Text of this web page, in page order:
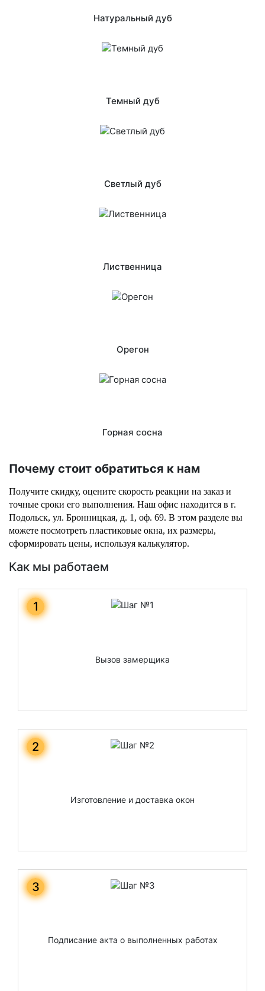
Натуральный дуб
Темный дуб
Светлый дуб
Лиственница
Орегон
Горная сосна
Почему стоит обратиться к нам
Получите скидку, оцените скорость реакции на заказ и
точные сроки его выполнения. Наш офис находится в г.
Подольск, ул. Бронницкая, д. 1, оф. 69. В этом разделе вы
можете посмотреть пластиковые окна, их размеры,
сформировать цены, используя калькулятор.
Как мы работаем
Вызов замерщика
1
Изготовление и доставка окон
2
Подписание акта о выполненных работах
3